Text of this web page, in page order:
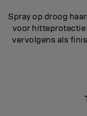
Spray op droog
voor hitteprotectie
vervolgens als